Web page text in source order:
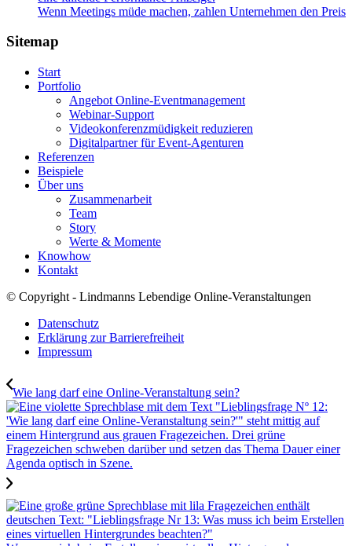
Wenn Meetings müde machen, zahlen Unternehmen den Preis
Sitemap
Start
Portfolio
Angebot Online-Eventmanagement
Webinar-Support
Videokonferenzmüdigkeit reduzieren
Digitalpartner für Event-Agenturen
Referenzen
Beispiele
Über uns
Zusammenarbeit
Team
Story
Werte & Momente
Knowhow
Kontakt
© Copyright - Lindmanns Lebendige Online-Veranstaltungen
Datenschutz
Erklärung zur Barrierefreiheit
Impressum
Wie lang darf eine Online-Veranstaltung sein?